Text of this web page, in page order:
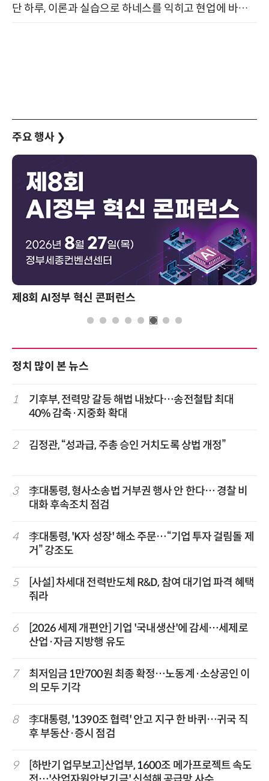
단 하루, 이론과 실습으로 하네스를 익히고 현업에 바로 쓰는 핸즈온 워크숍 (8/20)
주요 행사 ❯
제8회 AI정부 혁신 콘퍼런스
정치 많이 본 뉴스
1
기후부, 전력망 갈등 해법 내놨다…송전철탑 최대
40% 감축·지중화 확대
2 김정관, “성과급, 주총 승인 거치도록 상법 개정”
3
李대통령, 형사소송법 거부권 행사 안 한다… 경찰 비
대화 후속조치 점검
4
李대통령, 'K자 성장' 해소 주문…“기업 투자 걸림돌 제
거” 강조도
5
[사설] 차세대 전력반도체 R&D, 참여 대기업 파격 혜택
줘라
6
[2026 세제 개편안] 기업 '국내생산'에 감세…세제로
산업·자금 지방행 유도
7
최저임금 1만700원 최종 확정…노동계·소상공인 이
의 모두 기각
8
李대통령, '1390조 협력' 안고 지구 한 바퀴…귀국 직
후 부동산·증시 점검
9
[하반기 업무보고]산업부, 1600조 메가프로젝트 속도